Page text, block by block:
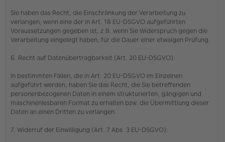
Sie haben das Recht, die Einschränkung der Verarbeitung zu
verlangen, wenn eine der in Art. 18 EU-DSGVO aufgeführten
Voraussetzungen gegeben ist, z.B. wenn Sie Widerspruch gegen die
Verarbeitung eingelegt haben, für die Dauer einer etwaigen Prüfung.
6. Recht auf Datenübertragbarkeit (Art. 20 EU-DSGVO):
In bestimmten Fällen, die in Art. 20 EU-DSGVO im Einzelnen
aufgeführt werden, haben Sie das Recht, die Sie betreffenden
personenbezogenen Daten in einem strukturierten, gängigen und
maschinenlesbaren Format zu erhalten bzw. die Übermittlung dieser
Daten an einen Dritten zu verlangen.
7. Widerruf der Einwilligung (Art. 7 Abs. 3 EU-DSGVO):